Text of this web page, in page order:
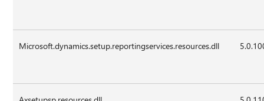
Microsoft.dynamics.setup.reportingservices.resources.dll